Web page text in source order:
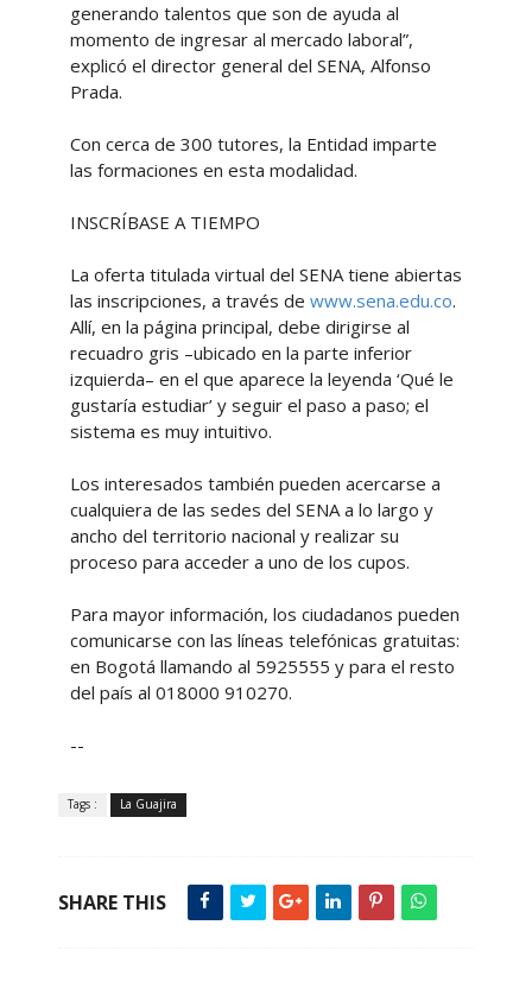
generando talentos que son de ayuda al
momento de ingresar al mercado laboral”,
explicó el director general del SENA, Alfonso
Prada.
Con cerca de 300 tutores, la Entidad imparte
las formaciones en esta modalidad.
INSCRÍBASE A TIEMPO
La oferta titulada virtual del SENA tiene abiertas
las inscripciones, a través de www.sena.edu.co.
Allí, en la página principal, debe dirigirse al
recuadro gris –ubicado en la parte inferior
izquierda– en el que aparece la leyenda ‘Qué le
gustaría estudiar’ y seguir el paso a paso; el
sistema es muy intuitivo.
Los interesados también pueden acercarse a
cualquiera de las sedes del SENA a lo largo y
ancho del territorio nacional y realizar su
proceso para acceder a uno de los cupos.
Para mayor información, los ciudadanos pueden
comunicarse con las líneas telefónicas gratuitas:
en Bogotá llamando al 5925555 y para el resto
del país al 018000 910270.
--
Tags : La Guajira
SHARE THIS